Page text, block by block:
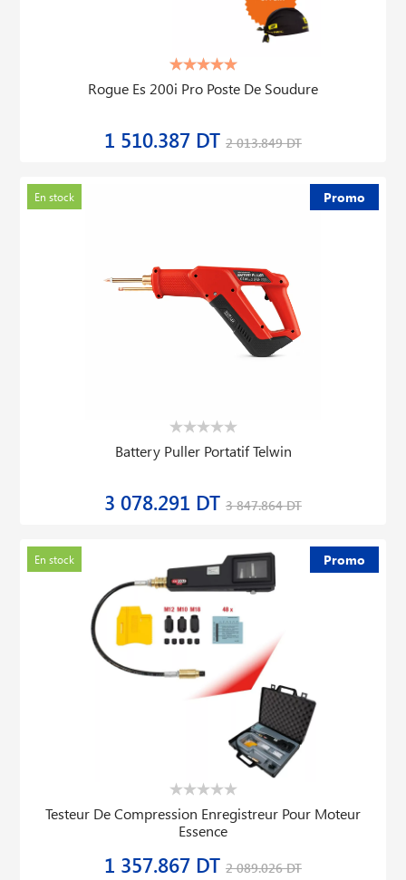
Rogue Es 200i Pro Poste De Soudure
1 510.387 DT 2 013.849 DT
Promo
En stock
Battery Puller Portatif Telwin
3 078.291 DT 3 847.864 DT
Promo
En stock
Testeur De Compression Enregistreur Pour Moteur
Essence
1 357.867 DT 2 089.026 DT